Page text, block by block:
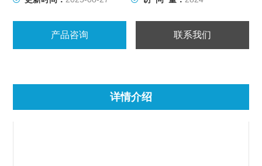
产品咨询 联系我们
详情介绍